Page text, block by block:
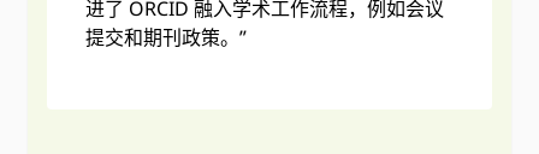
进了 ORCID 融入学术工作流程，例如会议
提交和期刊政策。”